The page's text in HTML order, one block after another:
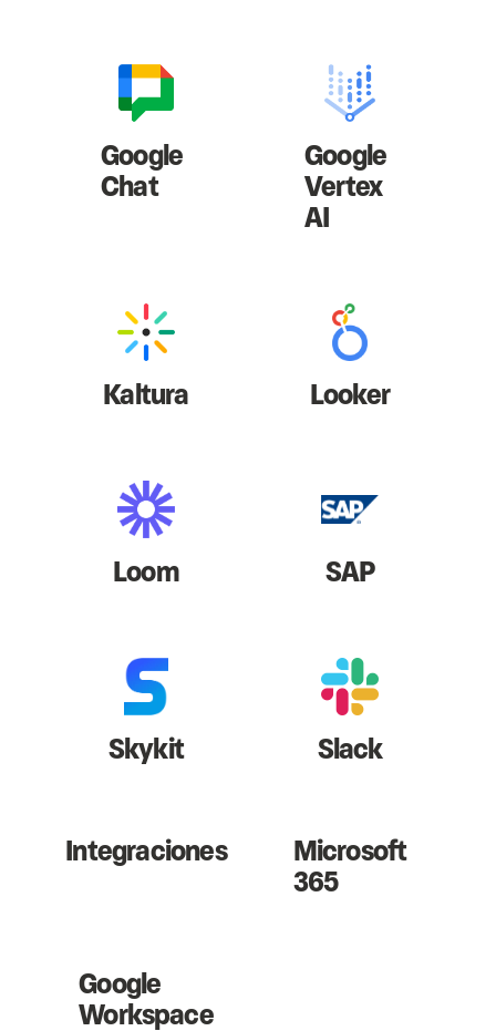
Google
Chat
Google
Vertex
AI
Kaltura Looker
Loom SAP
Skykit Slack
Integraciones Microsoft
365
Google
Workspace